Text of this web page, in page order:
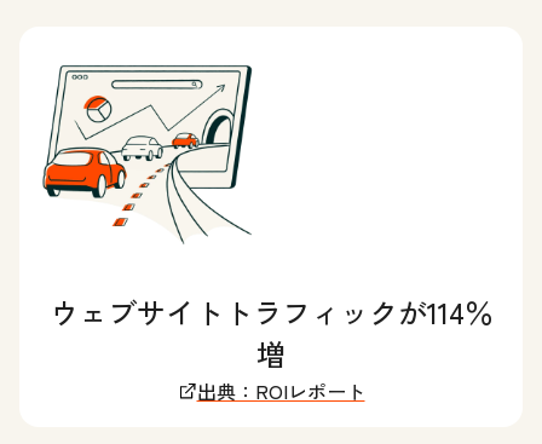
ウェブサイトトラフィックが114％
増
出典：ROIレポート